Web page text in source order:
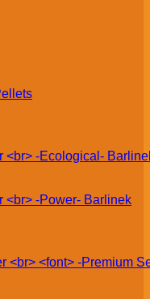
Barlinek